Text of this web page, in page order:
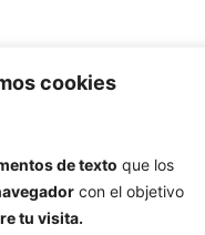
cookies
de texto que los
con el objetivo
tu visita.